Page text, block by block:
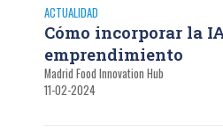
ACTUALIDAD
Cómo incorporar la
emprendimiento
Madrid Food Innovation Hub
11-02-2024